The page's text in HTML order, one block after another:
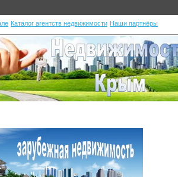
Каталог агентств недвижимости Наши партнёры